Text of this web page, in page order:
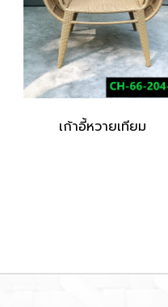
เก้าอี้หวายเทียม